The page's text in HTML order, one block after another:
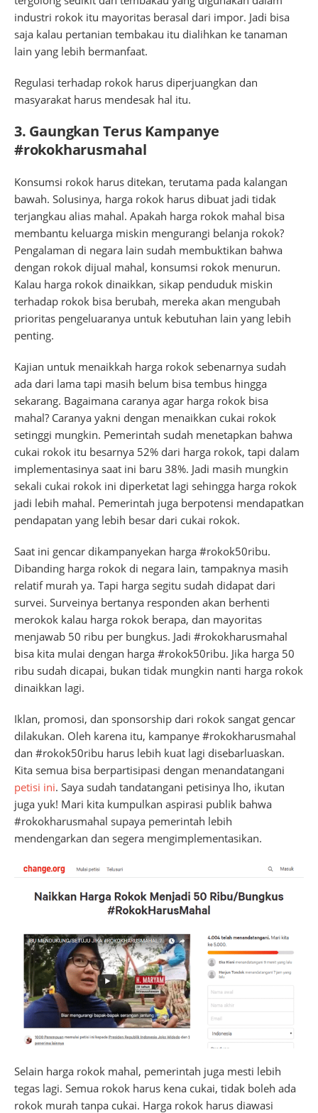
industri rokok itu mayoritas berasal dari impor. Jadi bisa
saja kalau pertanian tembakau itu dialihkan ke tanaman
lain yang lebih bermanfaat.
Regulasi terhadap rokok harus diperjuangkan dan
masyarakat harus mendesak hal itu.
3. Gaungkan Terus Kampanye
#rokokharusmahal
Konsumsi rokok harus ditekan, terutama pada kalangan
bawah. Solusinya, harga rokok harus dibuat jadi tidak
terjangkau alias mahal. Apakah harga rokok mahal bisa
membantu keluarga miskin mengurangi belanja rokok?
Pengalaman di negara lain sudah membuktikan bahwa
dengan rokok dijual mahal, konsumsi rokok menurun.
Kalau harga rokok dinaikkan, sikap penduduk miskin
terhadap rokok bisa berubah, mereka akan mengubah
prioritas pengeluaranya untuk kebutuhan lain yang lebih
penting.
Kajian untuk menaikkah harga rokok sebenarnya sudah
ada dari lama tapi masih belum bisa tembus hingga
sekarang. Bagaimana caranya agar harga rokok bisa
mahal? Caranya yakni dengan menaikkan cukai rokok
setinggi mungkin. Pemerintah sudah menetapkan bahwa
cukai rokok itu besarnya 52% dari harga rokok, tapi dalam
implementasinya saat ini baru 38%. Jadi masih mungkin
sekali cukai rokok ini diperketat lagi sehingga harga rokok
jadi lebih mahal. Pemerintah juga berpotensi mendapatkan
pendapatan yang lebih besar dari cukai rokok.
Saat ini gencar dikampanyekan harga #rokok50ribu.
Dibanding harga rokok di negara lain, tampaknya masih
relatif murah ya. Tapi harga segitu sudah didapat dari
survei. Surveinya bertanya responden akan berhenti
merokok kalau harga rokok berapa, dan mayoritas
menjawab 50 ribu per bungkus. Jadi #rokokharusmahal
bisa kita mulai dengan harga #rokok50ribu. Jika harga 50
ribu sudah dicapai, bukan tidak mungkin nanti harga rokok
dinaikkan lagi.
Iklan, promosi, dan sponsorship dari rokok sangat gencar
dilakukan. Oleh karena itu, kampanye #rokokharusmahal
dan #rokok50ribu harus lebih kuat lagi disebarluaskan.
Kita semua bisa berpartisipasi dengan menandatangani
petisi ini. Saya sudah tandatangani petisinya lho, ikutan
juga yuk! Mari kita kumpulkan aspirasi publik bahwa
#rokokharusmahal supaya pemerintah lebih
mendengarkan dan segera mengimplementasikan.
Selain harga rokok mahal, pemerintah juga mesti lebih
tegas lagi. Semua rokok harus kena cukai, tidak boleh ada
rokok murah tanpa cukai. Harga rokok harus diawasi